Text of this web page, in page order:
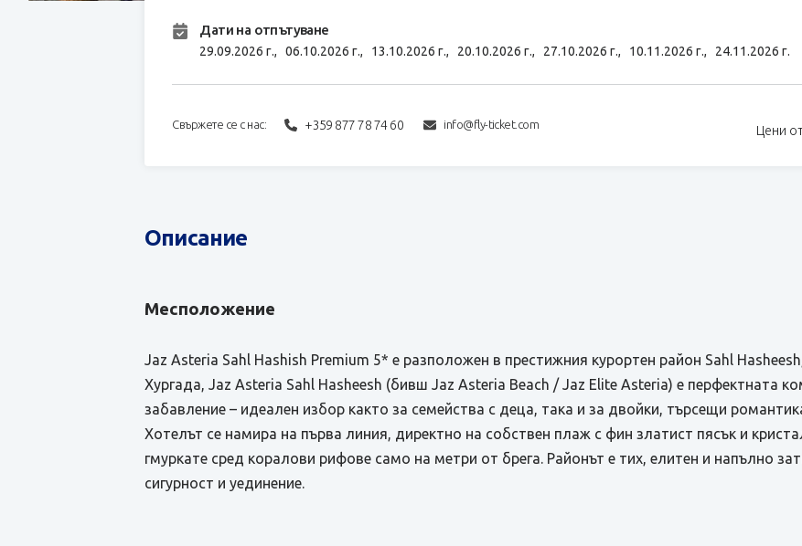
Дати на отпътуване
29.09.2026 г.,06.10.2026 г., 13.10.2026 г., 20.10.2026 г., 27.10.2026 г., 10.11.2026 г., 24.11.2026 г.
Свържете се с нас: +359 877 78 74 60 info@fly-ticket.com Цени
Описание
Месположение
Jaz Asteria Sahl Hashish Premium 5* e разположен в престижния курортен район Sahl
Хургада, Jaz Asteria Sahl Hasheesh (бивш Jaz Asteria Beach / Jaz Elite Asteria) е перфектната
забавление – идеален избор както за семейства с деца, така и за двойки, търсещи
Хотелът се намира на първа линия, директно на собствен плаж с фин златист пясък и
гмуркате сред коралови рифове само на метри от брега. Районът е тих, елитен и напълно
сигурност и уединение.